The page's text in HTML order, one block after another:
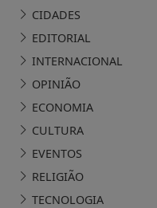
CIDADES
EDITORIAL
INTERNACIONAL
OPINIÃO
ECONOMIA
CULTURA
EVENTOS
RELIGIÃO
TECNOLOGIA